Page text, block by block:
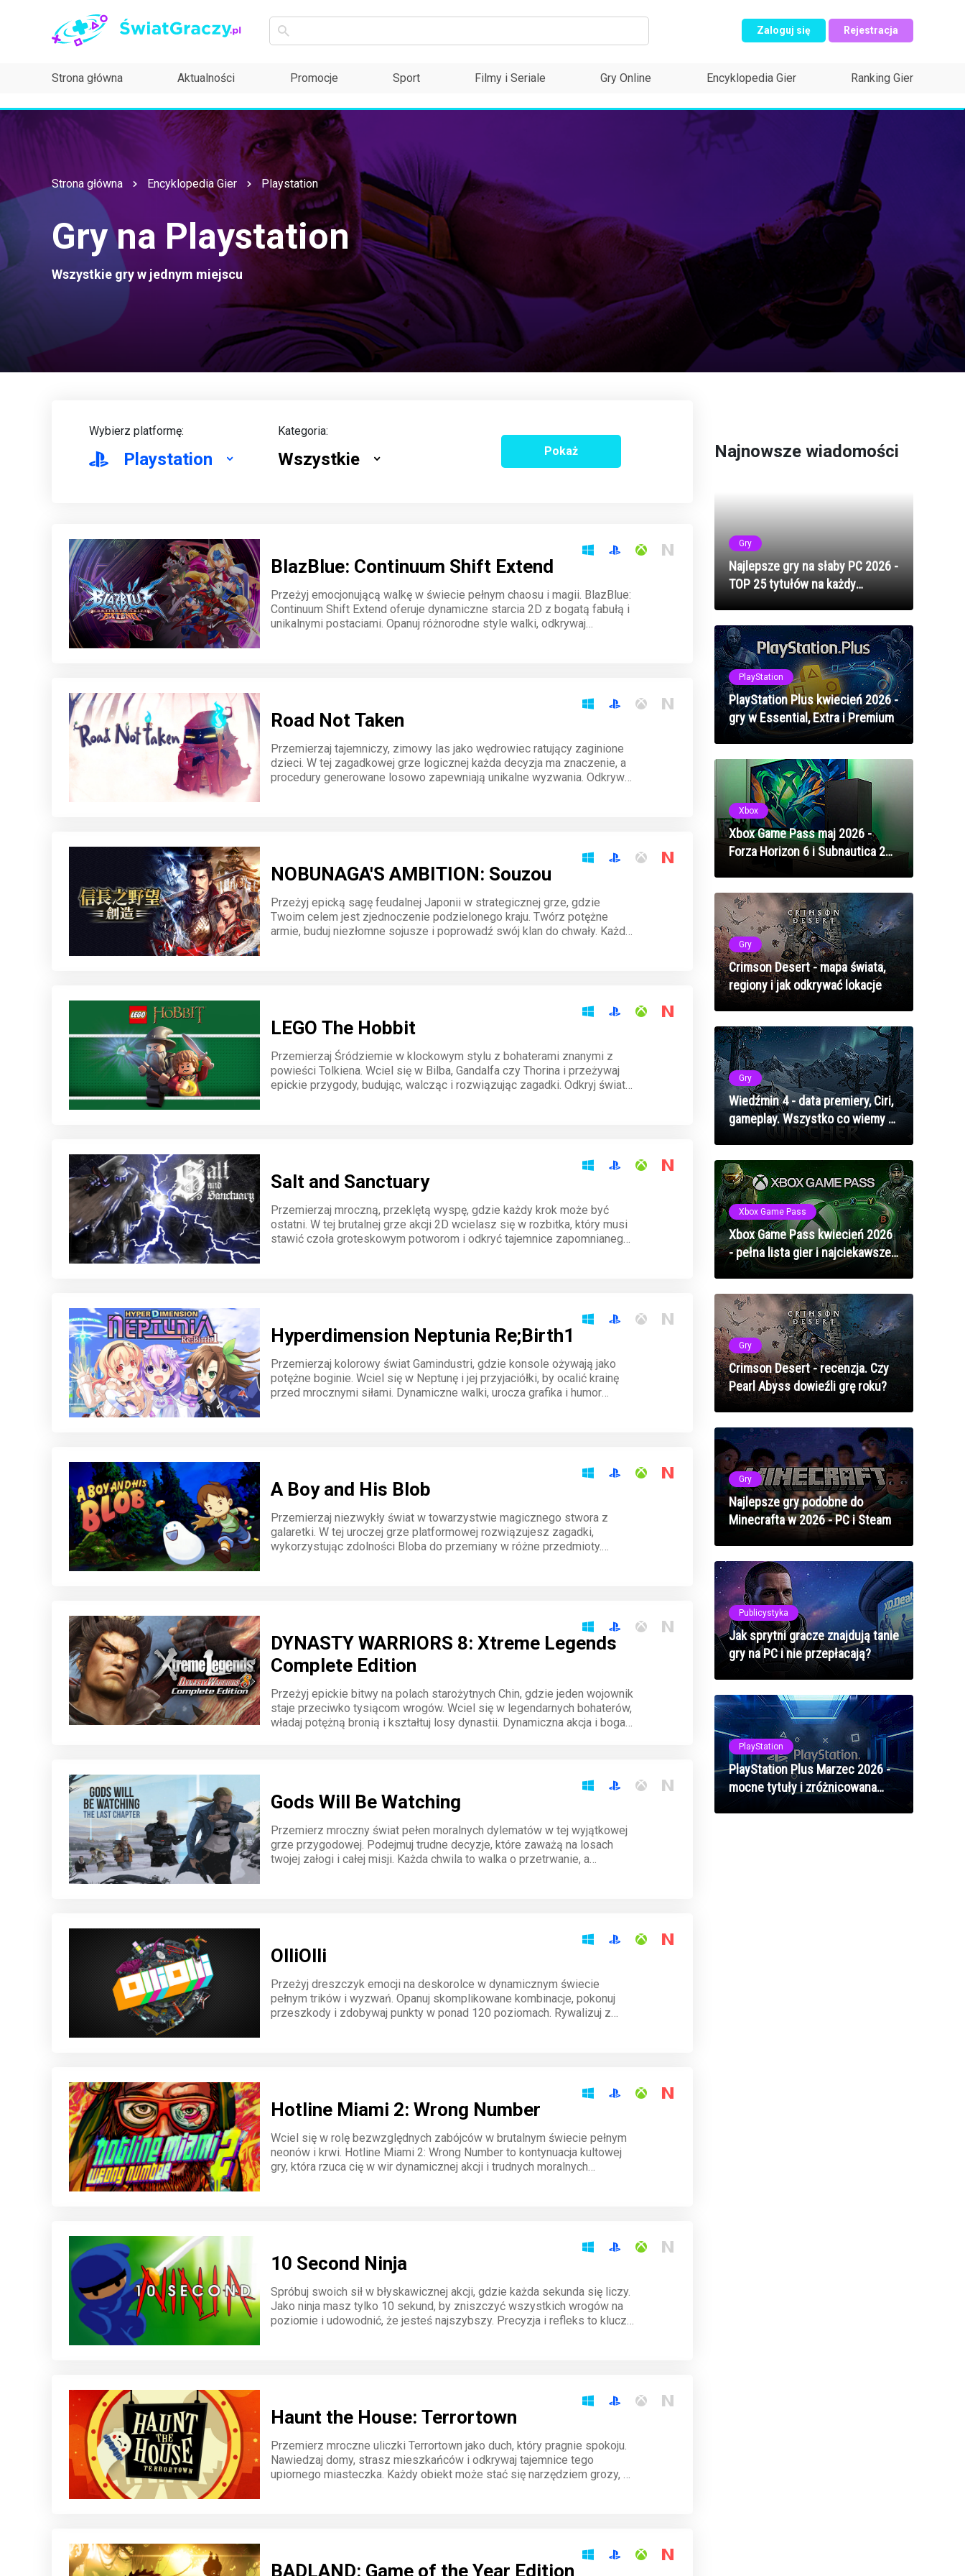
Zaloguj się Rejestracja
Strona główna Aktualności Promocje Sport Filmy i Seriale Gry Online Encyklopedia Gier Ranking Gier
Strona główna Encyklopedia Gier Playstation
Gry na Playstation
Wszystkie gry w jednym miejscu
Wybierz platformę:
Playstation
Kategoria:
Wszystkie Pokaż
BlazBlue: Continuum Shift Extend
Przeżyj emocjonującą walkę w świecie pełnym chaosu i magii. BlazBlue:
Continuum Shift Extend oferuje dynamiczne starcia 2D z bogatą fabułą i
unikalnymi postaciami. Opanuj różnorodne style walki, odkrywaj
Road Not Taken
Przemierzaj tajemniczy, zimowy las jako wędrowiec ratujący zaginione
dzieci. W tej zagadkowej grze logicznej każda decyzja ma znaczenie, a
procedury generowane losowo zapewniają unikalne wyzwania. Odkrywaj
NOBUNAGA'S AMBITION: Souzou
Przeżyj epicką sagę feudalnej Japonii w strategicznej grze, gdzie
Twoim celem jest zjednoczenie podzielonego kraju. Twórz potężne
armie, buduj niezłomne sojusze i poprowadź swój klan do chwały. Każdy
LEGO The Hobbit
Przemierzaj Śródziemie w klockowym stylu z bohaterami znanymi z
powieści Tolkiena. Wciel się w Bilba, Gandalfa czy Thorina i przeżywaj
epickie przygody, budując, walcząc i rozwiązując zagadki. Odkryj świat
Salt and Sanctuary
Przemierzaj mroczną, przeklętą wyspę, gdzie każdy krok może być
ostatni. W tej brutalnej grze akcji 2D wcielasz się w rozbitka, który musi
stawić czoła groteskowym potworom i odkryć tajemnice zapomnianego
Hyperdimension Neptunia Re;Birth1
Przemierzaj kolorowy świat Gamindustri, gdzie konsole ożywają jako
potężne boginie. Wciel się w Neptunę i jej przyjaciółki, by ocalić krainę
przed mrocznymi siłami. Dynamiczne walki, urocza grafika i humor
A Boy and His Blob
Przemierzaj niezwykły świat w towarzystwie magicznego stwora z
galaretki. W tej uroczej grze platformowej rozwiązujesz zagadki,
wykorzystując zdolności Bloba do przemiany w różne przedmioty.
DYNASTY WARRIORS 8: Xtreme Legends
Complete Edition
Przeżyj epickie bitwy na polach starożytnych Chin, gdzie jeden wojownik
staje przeciwko tysiącom wrogów. Wciel się w legendarnych bohaterów,
władaj potężną bronią i kształtuj losy dynastii. Dynamiczna akcja i bogata
Gods Will Be Watching
Przemierz mroczny świat pełen moralnych dylematów w tej wyjątkowej
grze przygodowej. Podejmuj trudne decyzje, które zaważą na losach
twojej załogi i całej misji. Każda chwila to walka o przetrwanie, a
OlliOlli
Przeżyj dreszczyk emocji na deskorolce w dynamicznym świecie
pełnym trików i wyzwań. Opanuj skomplikowane kombinacje, pokonuj
przeszkody i zdobywaj punkty w ponad 120 poziomach. Rywalizuj z
Hotline Miami 2: Wrong Number
Wciel się w rolę bezwzględnych zabójców w brutalnym świecie pełnym
neonów i krwi. Hotline Miami 2: Wrong Number to kontynuacja kultowej
gry, która rzuca cię w wir dynamicznej akcji i trudnych moralnych
10 Second Ninja
Spróbuj swoich sił w błyskawicznej akcji, gdzie każda sekunda się liczy.
Jako ninja masz tylko 10 sekund, by zniszczyć wszystkich wrogów na
poziomie i udowodnić, że jesteś najszybszy. Precyzja i refleks to klucz
Haunt the House: Terrortown
Przemierz mroczne uliczki Terrortown jako duch, który pragnie spokoju.
Nawiedzaj domy, strasz mieszkańców i odkrywaj tajemnice tego
upiornego miasteczka. Każdy obiekt może stać się narzędziem grozy, a
BADLAND: Game of the Year Edition
Najnowsze wiadomości
Gry
Najlepsze gry na słaby PC 2026 -
TOP 25 tytułów na każdy
PlayStation
PlayStation Plus kwiecień 2026 -
gry w Essential, Extra i Premium
Xbox
Xbox Game Pass maj 2026 -
Forza Horizon 6 i Subnautica 2
Gry
Crimson Desert - mapa świata,
regiony i jak odkrywać lokacje
Gry
Wiedźmin 4 - data premiery, Ciri,
gameplay. Wszystko co wiemy o
nowej sadze
Xbox Game Pass
Xbox Game Pass kwiecień 2026
- pełna lista gier i najciekawsze
premiery
Gry
Crimson Desert - recenzja. Czy
Pearl Abyss dowieźli grę roku?
Gry
Najlepsze gry podobne do
Minecrafta w 2026 - PC i Steam
Publicystyka
Jak sprytni gracze znajdują tanie
gry na PC i nie przepłacają?
PlayStation
PlayStation Plus Marzec 2026 -
mocne tytuły i zróżnicowana
oferta dla abonentów